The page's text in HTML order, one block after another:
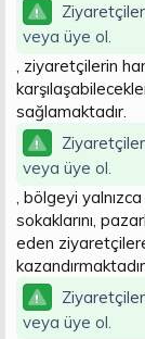
veya üye ol.
, ziyaretçilerin
sağlamaktadır.
veya üye ol.
, bölgeyi
sokaklarını,
eden
kazandırmaktadır.
veya üye ol.